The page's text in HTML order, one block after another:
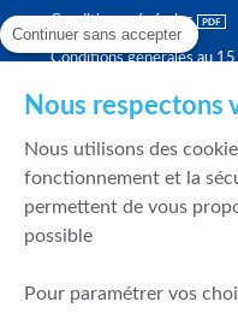
Conditions générales
Conditions générales au
Politique de meilleure
Politique de durabilité
Fonds de garantie des
Continuer sans accepter
Nous respectons
Nous utilisons des
fonctionnement et la
permettent de vous
possible
Pour paramétrer vos